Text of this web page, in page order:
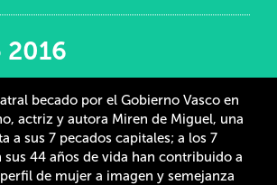
2016
becado por el Gobierno Vasco en
actriz y autora Miren de Miguel, una
a sus 7 pecados capitales; a los 7
sus 44 años de vida han contribuido a
de mujer a imagen y semejanza